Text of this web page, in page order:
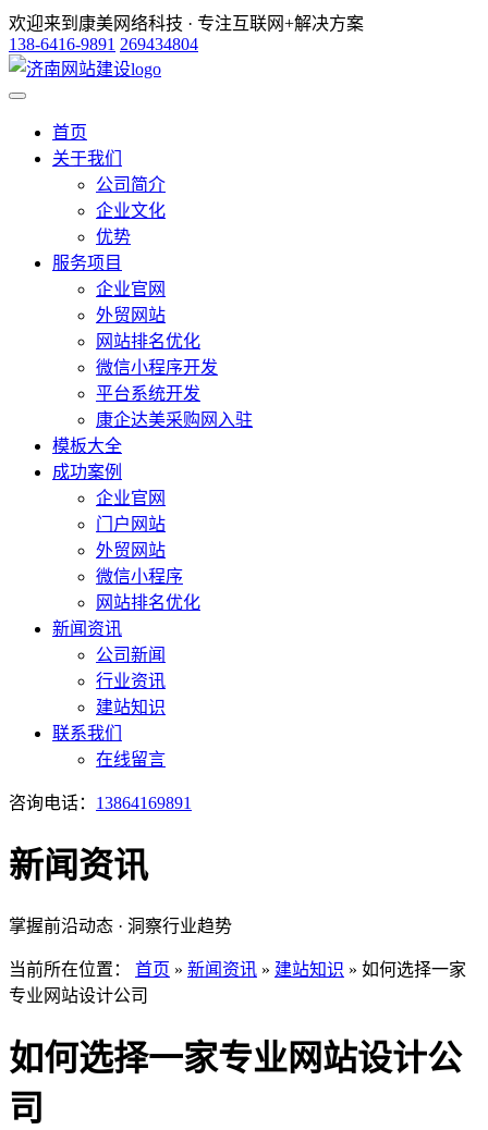
欢迎来到康美网络科技 · 专注互联网+解决方案
138-6416-9891 269434804
首页
关于我们
公司简介
企业文化
优势
服务项目
企业官网
外贸网站
网站排名优化
微信小程序开发
平台系统开发
康企达美采购网入驻
模板大全
成功案例
企业官网
门户网站
外贸网站
微信小程序
网站排名优化
新闻资讯
公司新闻
行业资讯
建站知识
联系我们
在线留言
咨询电话： 13864169891
新闻资讯
掌握前沿动态 · 洞察行业趋势
当前所在位置： 首页 » 新闻资讯 » 建站知识 » 如何选择一家
专业网站设计公司
如何选择一家专业网站设计公
司